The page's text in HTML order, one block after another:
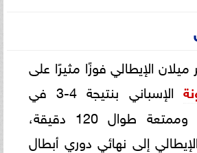
الإيطالي فوزًا مثيرًا على
الإسباني بنتيجة 4-3 في
مباراة مارثونية وممتعة طوال 120 دقيقة،
إلى نهائي دوري أبطال